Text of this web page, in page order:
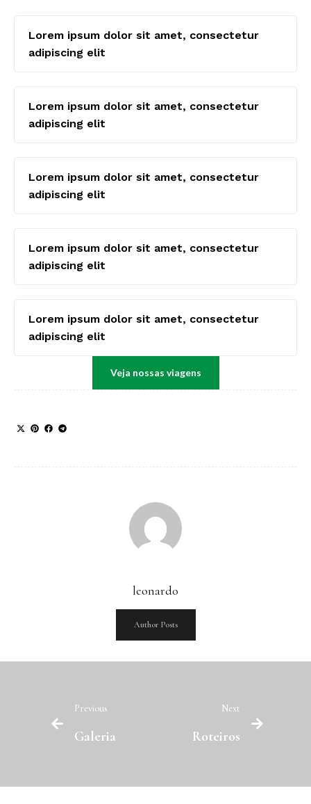
Lorem ipsum dolor sit amet, consectetur
adipiscing elit
Lorem ipsum dolor sit amet, consectetur
adipiscing elit
Lorem ipsum dolor sit amet, consectetur
adipiscing elit
Lorem ipsum dolor sit amet, consectetur
adipiscing elit
Lorem ipsum dolor sit amet, consectetur
adipiscing elit
Veja nossas viagens
leonardo
Author Posts
Previous
Galeria
Next
Roteiros